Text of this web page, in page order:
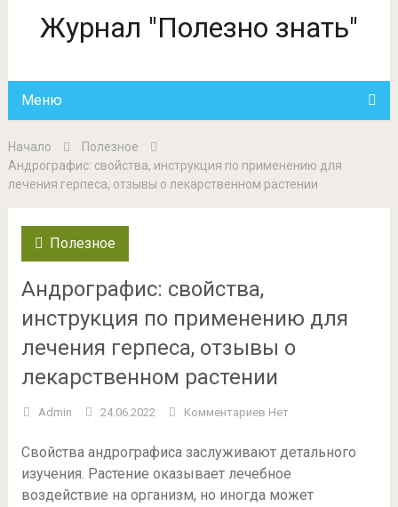
Журнал "Полезно знать"
Меню
Начало
Полезное
Андрографис: свойства, инструкция по применению для
лечения герпеса, отзывы о лекарственном растении
Полезное
Андрографис: свойства,
инструкция по применению для
лечения герпеса, отзывы о
лекарственном растении
Admin 24.06.2022 Комментариев Нет
Свойства андрографиса заслуживают детального
изучения. Растение оказывает лечебное
воздействие на организм, но иногда может